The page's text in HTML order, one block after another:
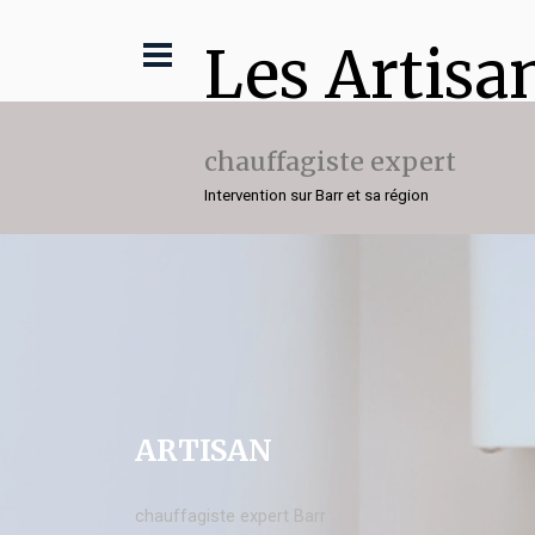
Les
chauffagiste expert
Intervention sur Barr et sa région
ARTISAN
chauffagiste expert Barr